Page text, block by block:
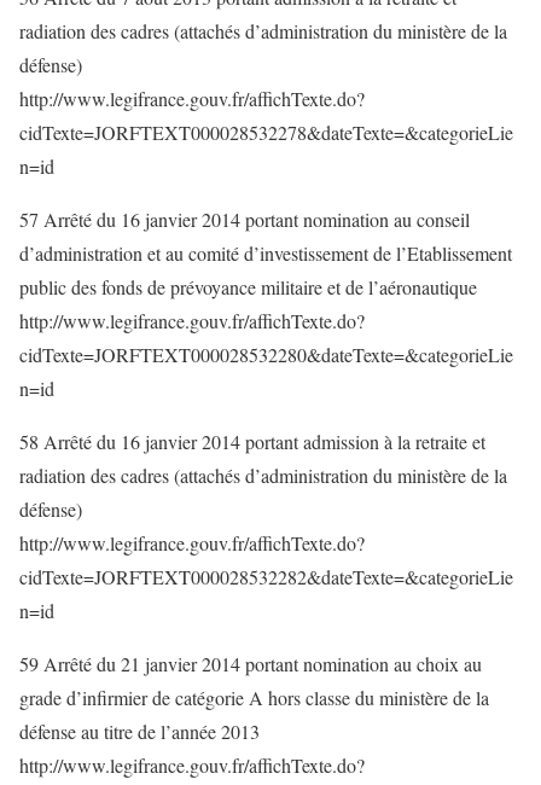
radiation des cadres (attachés d’administration du ministère de la
défense)
http://www.legifrance.gouv.fr/affichTexte.do?
cidTexte=JORFTEXT000028532278&dateTexte=&categorieLie
n=id
57 Arrêté du 16 janvier 2014 portant nomination au conseil
d’administration et au comité d’investissement de l’Etablissement
public des fonds de prévoyance militaire et de l’aéronautique
http://www.legifrance.gouv.fr/affichTexte.do?
cidTexte=JORFTEXT000028532280&dateTexte=&categorieLie
n=id
58 Arrêté du 16 janvier 2014 portant admission à la retraite et
radiation des cadres (attachés d’administration du ministère de la
défense)
http://www.legifrance.gouv.fr/affichTexte.do?
cidTexte=JORFTEXT000028532282&dateTexte=&categorieLie
n=id
59 Arrêté du 21 janvier 2014 portant nomination au choix au
grade d’infirmier de catégorie A hors classe du ministère de la
défense au titre de l’année 2013
http://www.legifrance.gouv.fr/affichTexte.do?